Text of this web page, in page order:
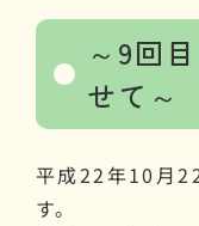
～9回
せて～
平成22年10月
す。